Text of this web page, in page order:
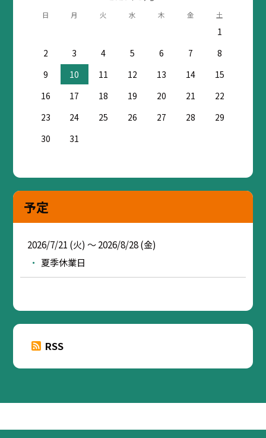
日 月 火 水 木 金 土
1
2
3 4 5 6 7
8
9
10 11 12 13 14
15
16
17 18 19 20 21
22
23
24 25 26 27 28
29
30
31
予定
2026/7/21 (火) ～ 2026/8/28 (金)
夏季休業日
RSS